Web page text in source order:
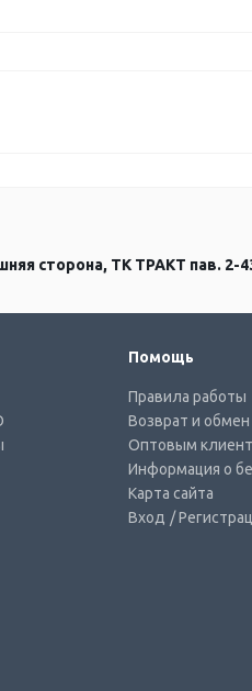
сторона, ТК ТРАКТ пав. 2-
Помощь
Правила работы
Возврат и обмен
Оптовым
Информация о
Карта сайта
Вход /